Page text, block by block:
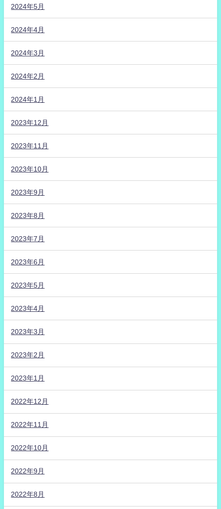
2024年5月
2024年4月
2024年3月
2024年2月
2024年1月
2023年12月
2023年11月
2023年10月
2023年9月
2023年8月
2023年7月
2023年6月
2023年5月
2023年4月
2023年3月
2023年2月
2023年1月
2022年12月
2022年11月
2022年10月
2022年9月
2022年8月